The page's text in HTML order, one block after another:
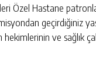
Özel Hastane
geçirdiğiniz
ve sağlık